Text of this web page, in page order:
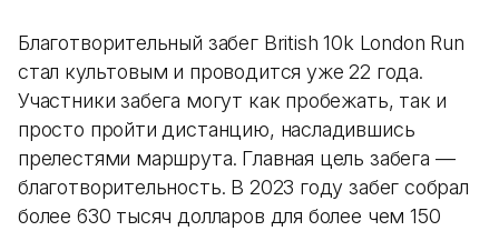
Благотворительный забег British 10k London Run
стал культовым и проводится уже 22 года.
Участники забега могут как пробежать, так и
просто пройти дистанцию, насладившись
прелестями маршрута. Главная цель забега —
благотворительность. В 2023 году забег собрал
более 630 тысяч долларов для более чем 150